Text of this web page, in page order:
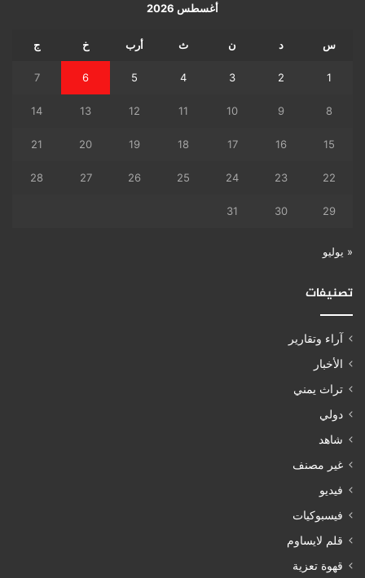
أغسطس 2026
س د ن ث أرب خ ج
1
2
3
4
5
6
7
8
9
10
11
12
13
14
15
16
17
18
19
20
21
22
23
24
25
26
27
28
29
30
31
« يوليو
تصنيفات
آراء وتقارير
الأخبار
تراث يمني
دولي
شاهد
غير مصنف
فيديو
فيسبوكيات
قلم لايساوم
قهوة تعزية